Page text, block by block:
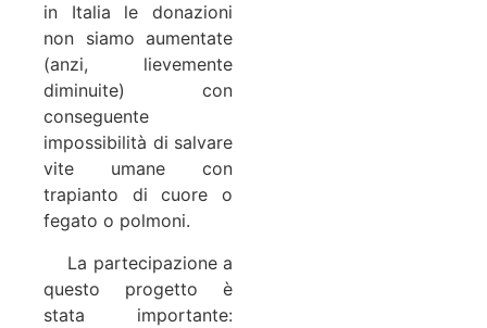
in Italia le donazioni
non siamo aumentate
(anzi, lievemente
diminuite) con
conseguente
impossibilità di salvare
vite umane con
trapianto di cuore o
fegato o polmoni.
La partecipazione a
questo progetto è
stata importante: